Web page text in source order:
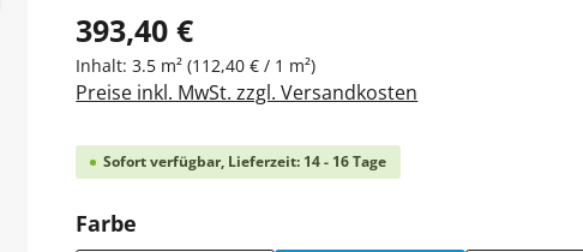
393,40 €
Inhalt:3.5 m²(112,40 € / 1 m²)
Preise inkl. MwSt. zzgl. Versandkosten
Sofort verfügbar, Lieferzeit: 14 - 16 Tage
Farbe